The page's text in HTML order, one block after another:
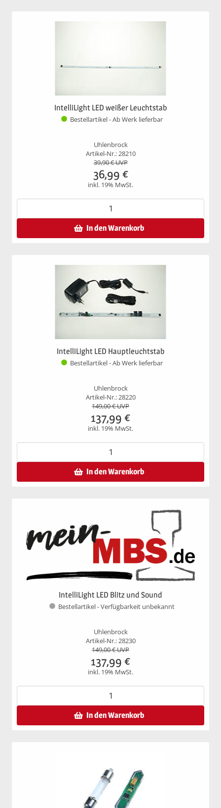
IntelliLight LED weißer Leuchtstab
Bestellartikel - Ab Werk lieferbar
Uhlenbrock
Artikel-Nr.: 28210
39,90€ UVP
36,99 €
inkl. 19% MwSt.
In den Warenkorb
IntelliLight LED Hauptleuchtstab
Bestellartikel - Ab Werk lieferbar
Uhlenbrock
Artikel-Nr.: 28220
149,00€ UVP
137,99 €
inkl. 19% MwSt.
In den Warenkorb
IntelliLight LED Blitz und Sound
Bestellartikel - Verfügbarkeit unbekannt
Uhlenbrock
Artikel-Nr.: 28230
149,00€ UVP
137,99 €
inkl. 19% MwSt.
In den Warenkorb